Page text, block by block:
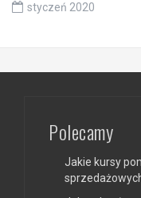
styczeń 2020
Polecamy
Jakie kursy